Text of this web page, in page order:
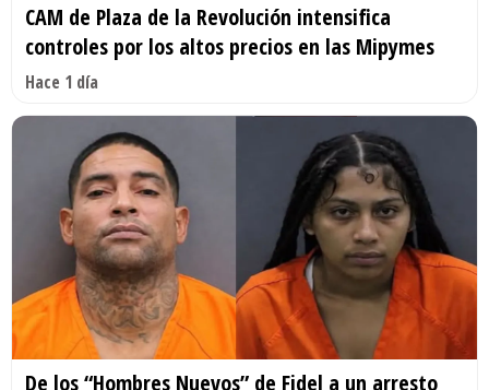
CAM de Plaza de la Revolución intensifica
controles por los altos precios en las Mipymes
Hace 1 día
De los “Hombres Nuevos” de Fidel a un arresto